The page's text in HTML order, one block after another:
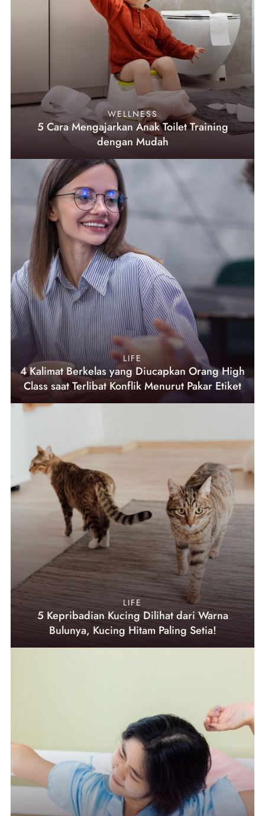
WELLNESS
5 Cara Mengajarkan Anak Toilet Training
dengan Mudah
LIFE
4 Kalimat Berkelas yang Diucapkan Orang High
Class saat Terlibat Konflik Menurut Pakar Etiket
LIFE
5 Kepribadian Kucing Dilihat dari Warna
Bulunya, Kucing Hitam Paling Setia!